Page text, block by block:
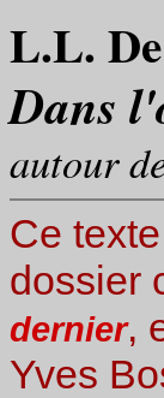
L.L.
Dans
autour
Ce
dossier
dernier,
Yves